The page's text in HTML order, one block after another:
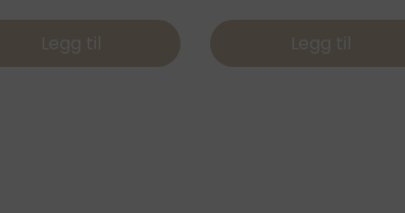
Legg til Legg til